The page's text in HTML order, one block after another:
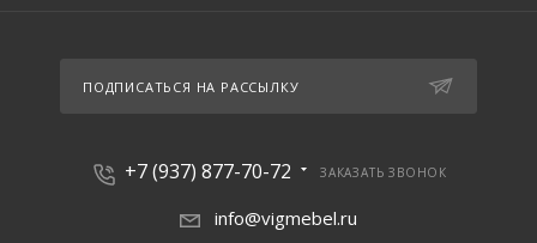
ПОДПИСАТЬСЯ НА РАССЫЛКУ
+7 (937) 877-70-72 ЗАКАЗАТЬ ЗВОНОК
info@vigmebel.ru